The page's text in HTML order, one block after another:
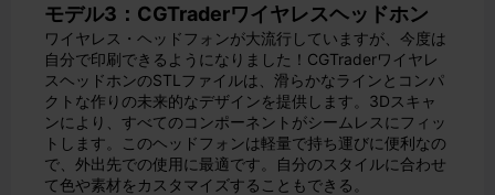
モデル3：CGTraderワイヤレスヘッドホン
ワイヤレス・ヘッドフォンが大流行していますが、今度は
自分で印刷できるようになりました！CGTraderワイヤレ
スヘッドホンのSTLファイルは、滑らかなラインとコンパ
クトな作りの未来的なデザインを提供します。3Dスキャ
ンにより、すべてのコンポーネントがシームレスにフィッ
トします。このヘッドフォンは軽量で持ち運びに便利なの
で、外出先での使用に最適です。自分のスタイルに合わせ
て色や素材をカスタマイズすることもできる。